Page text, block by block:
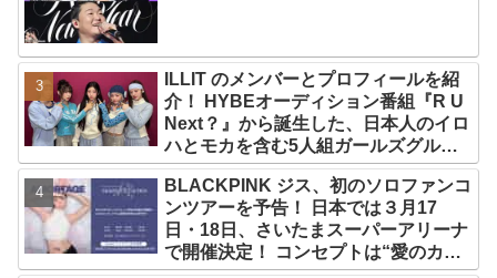
ILLIT のメンバーとプロフィールを紹
介！ HYBEオーディション番組『R U
Next？』から誕生した、日本人のイロ
ハとモカを含む5人組ガールズグルー
プ！ デビュー曲「Magnetic」がいき
なりの大ヒット
BLACKPINK ジス、初のソロファンコ
ンツアーを予告！ 日本では３月17
日・18日、さいたまスーパーアリーナ
で開催決定！ コンセプトは“愛のカケ
ラ”！？ 14日には新アルバム